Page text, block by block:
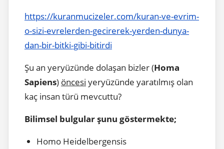
https://kuranmucizeler.com/kuran-ve-evrim-
o-sizi-evrelerden-gecirerek-yerden-dunya-
dan-bir-bitki-gibi-bitirdi
Şu an yeryüzünde dolaşan bizler (Homa
Sapiens) öncesi yeryüzünde yaratılmış olan
kaç insan türü mevcuttu?
Bilimsel bulgular şunu göstermekte;
Homo Heidelbergensis